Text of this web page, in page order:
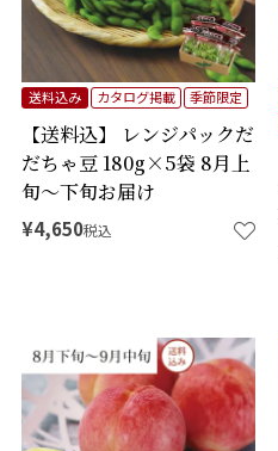
【送料込】 レンジパックだ
だちゃ豆 180g×5袋 8月上
旬～下旬お届け
送料込み カタログ掲載 季節限定
¥4,650税込